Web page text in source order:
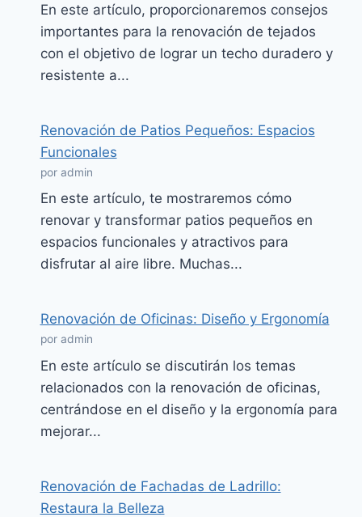
En este artículo, proporcionaremos consejos
importantes para la renovación de tejados
con el objetivo de lograr un techo duradero y
resistente a...
Renovación de Patios Pequeños: Espacios
Funcionales
por admin
En este artículo, te mostraremos cómo
renovar y transformar patios pequeños en
espacios funcionales y atractivos para
disfrutar al aire libre. Muchas...
Renovación de Oficinas: Diseño y Ergonomía
por admin
En este artículo se discutirán los temas
relacionados con la renovación de oficinas,
centrándose en el diseño y la ergonomía para
mejorar...
Renovación de Fachadas de Ladrillo:
Restaura la Belleza